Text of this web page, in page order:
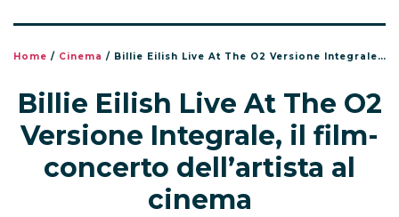
Home / Cinema / Billie Eilish Live At The O2 Versione Integrale, il film-concerto dell’artista al cinema
Billie Eilish Live At The O2
Versione Integrale, il film-
concerto dell’artista al
cinema